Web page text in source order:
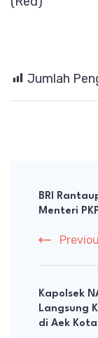
Jumlah
BRI
Menteri
Kapolsek
Langsung
di Aek